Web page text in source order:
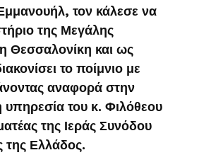
τον κάλεσε να
της Μεγάλης
Θεσσαλονίκη και ως
το ποίμνιο με
αναφορά στην
του κ. Φιλόθεου
της Ιεράς Συνόδου
της Ελλάδος.